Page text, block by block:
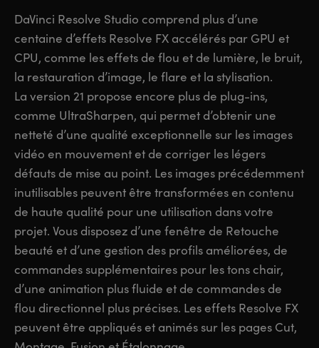
DaVinci Resolve Studio comprend plus d’une
centaine d’effets Resolve FX accélérés par GPU et
CPU, comme les effets de flou et de lumière, le bruit,
la restauration d’image, le flare et la stylisation.
La version 21 propose encore plus de plug-ins,
comme UltraSharpen, qui permet d’obtenir une
netteté d’une qualité exceptionnelle sur les images
vidéo en mouvement et de corriger les légers
défauts de mise au point. Les images précédemment
inutilisables peuvent être transformées en contenu
de haute qualité pour une utilisation dans votre
projet. Vous disposez d’une fenêtre de Retouche
beauté et d’une gestion des profils améliorées, de
commandes supplémentaires pour les tons chair,
d’une animation plus fluide et de commandes de
flou directionnel plus précises. Les effets Resolve FX
peuvent être appliqués et animés sur les pages Cut,